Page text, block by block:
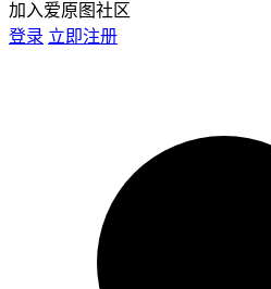
加入爱原图社区
登录 立即注册